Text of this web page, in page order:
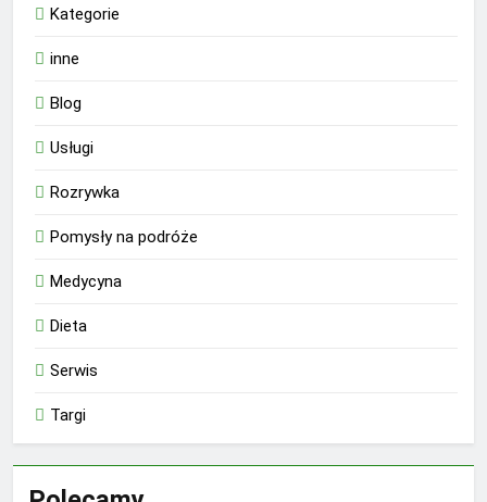
Kategorie
inne
Blog
Usługi
Rozrywka
Pomysły na podróże
Medycyna
Dieta
Serwis
Targi